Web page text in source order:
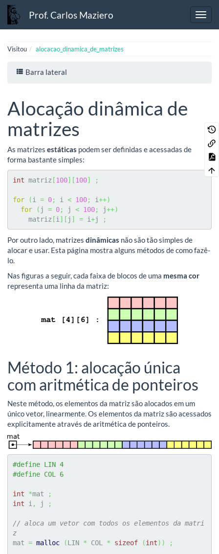
Prof. Carlos Maziero
Visitou alocacao_dinamica_de_matrizes
Barra lateral
Alocação dinâmica de
matrizes
As matrizes estáticas podem ser definidas e acessadas de
forma bastante simples:
int matriz [100] [100] ;
for (i = 0; i < 100; i++)
for
( j = 0; j < 100; j++)
    matriz
[i ] [ j ] = i+j ;
Por outro lado, matrizes dinâmicas não são tão simples de
alocar e usar. Esta página mostra alguns métodos de como fazê-
lo.
Nas figuras a seguir, cada faixa de blocos de uma mesma cor
representa uma linha da matriz:
Método 1: alocação única
com aritmética de ponteiros
Neste método, os elementos da matriz são alocados em um
único vetor, linearmente. Os elementos da matriz são acessados
explicitamente através de aritmética de ponteiros.
#define LIN 4
#define COL 6
int *mat
;
int i , j ;
// aloca um vetor com todos os elementos da matri
z
mat = malloc (LIN * COL * sizeof (int) ) ;